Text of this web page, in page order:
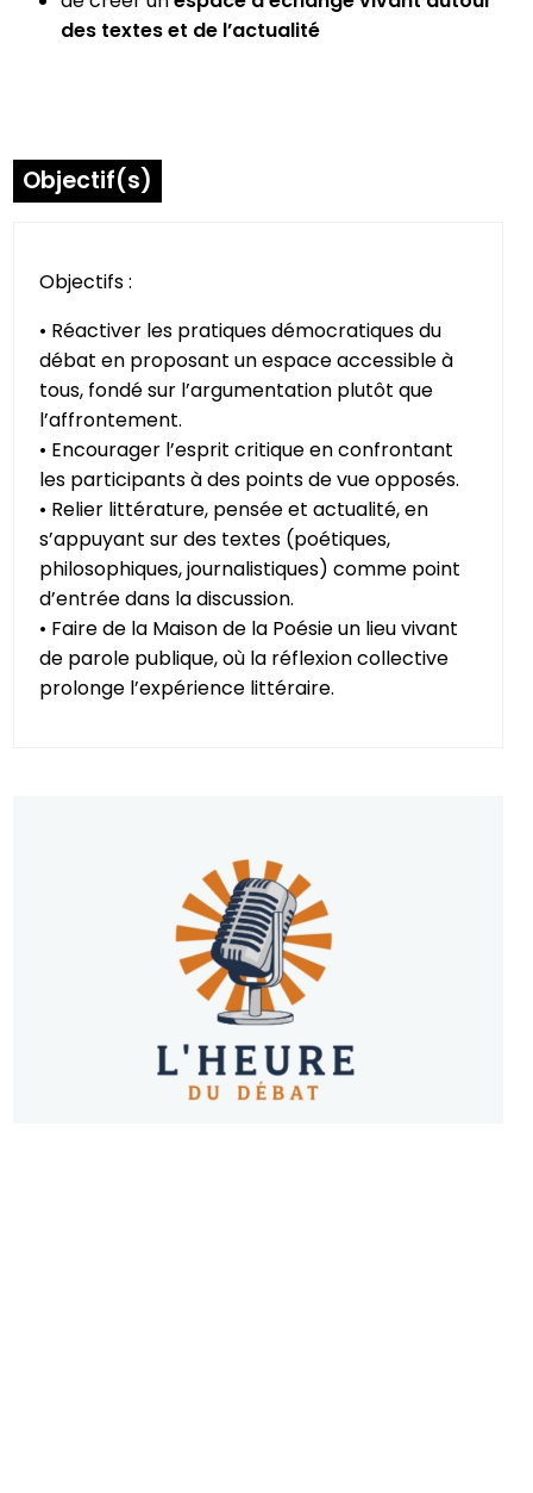
des textes et de l’actualité
Objectif(s)
Objectifs :
• Réactiver les pratiques démocratiques du
débat en proposant un espace accessible à
tous, fondé sur l’argumentation plutôt que
l’affrontement.
• Encourager l’esprit critique en confrontant
les participants à des points de vue opposés.
• Relier littérature, pensée et actualité, en
s’appuyant sur des textes (poétiques,
philosophiques, journalistiques) comme point
d’entrée dans la discussion.
• Faire de la Maison de la Poésie un lieu vivant
de parole publique, où la réflexion collective
prolonge l’expérience littéraire.